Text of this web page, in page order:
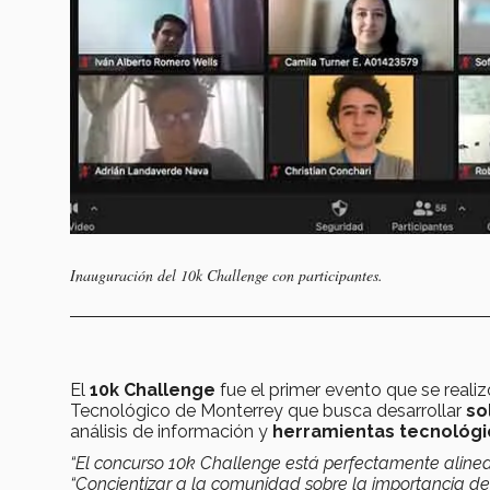
Inauguración del 10k Challenge con participantes.
El 10k Challenge fue el primer evento que se
Tecnológico de Monterrey que busca desarrollar
análisis de información y herramientas
“El concurso 10k Challenge está perfectamente
“Concientizar a la comunidad sobre la importancia